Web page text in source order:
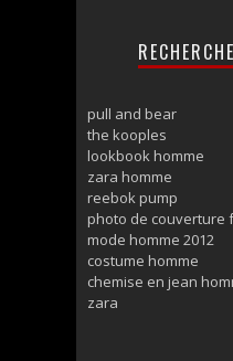
pull and bear
the kooples
lookbook homme
zara homme
reebok pump
photo de couverture
mode homme 2012
costume homme
chemise en jean
zara